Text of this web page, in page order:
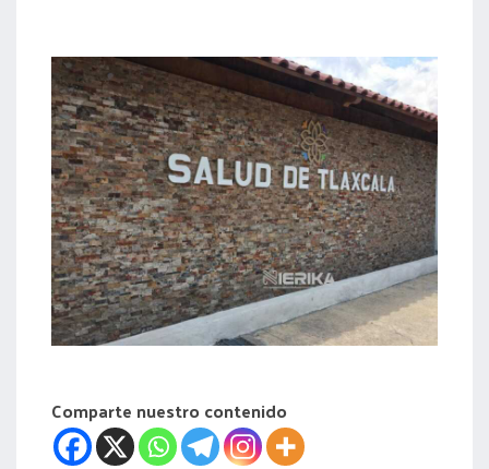
Comparte nuestro contenido
acciones
acervo
aclaración
acreditación